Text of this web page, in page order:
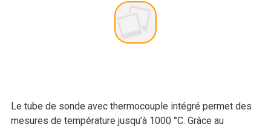
Le tube de sonde avec thermocouple intégré permet des
mesures de température jusqu’à 1000 °C. Grâce au